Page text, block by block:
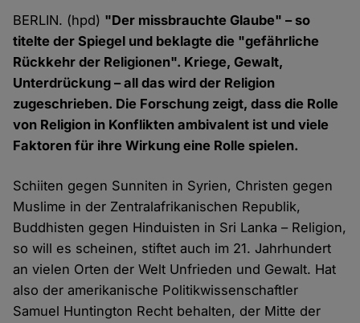
BERLIN. (hpd) "Der missbrauchte Glaube" – so
titelte der Spiegel und beklagte die "gefährliche
Rückkehr der Religionen". Kriege, Gewalt,
Unterdrückung – all das wird der Religion
zugeschrieben. Die Forschung zeigt, dass die Rolle
von Religion in Konflikten ambivalent ist und viele
Faktoren für ihre Wirkung eine Rolle spielen.
Schiiten gegen Sunniten in Syrien, Christen gegen
Muslime in der Zentralafrikanischen Republik,
Buddhisten gegen Hinduisten in Sri Lanka – Religion,
so will es scheinen, stiftet auch im 21. Jahrhundert
an vielen Orten der Welt Unfrieden und Gewalt. Hat
also der amerikanische Politikwissenschaftler
Samuel Huntington Recht behalten, der Mitte der